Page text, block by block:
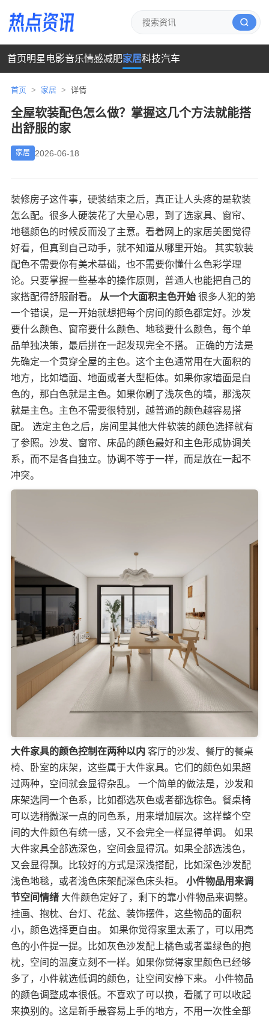
首页明星 电影音乐情感减肥家居科技汽车
首页 > 家居 > 详情
全屋软装配色怎么做？掌握这几个方法就能搭
出舒服的家
家居 2026-06-18
装修房子这件事，硬装结束之后，真正让人头疼的是软装
怎么配。很多人硬装花了大量心思，到了选家具、窗帘、
地毯颜色的时候反而没了主意。看着网上的家居美图觉得
好看，但真到自己动手，就不知道从哪里开始。 其实软装
配色不需要你有美术基础，也不需要你懂什么色彩学理
论。只要掌握一些基本的操作原则，普通人也能把自己的
家搭配得舒服耐看。 从一个大面积主色开始 很多人犯的第
一个错误，是一开始就想把每个房间的颜色都定好。沙发
要什么颜色、窗帘要什么颜色、地毯要什么颜色，每个单
品单独决策，最后拼在一起发现完全不搭。 正确的方法是
先确定一个贯穿全屋的主色。这个主色通常用在大面积的
地方，比如墙面、地面或者大型柜体。如果你家墙面是白
色的，那白色就是主色。如果你刷了浅灰色的墙，那浅灰
就是主色。主色不需要很特别，越普通的颜色越容易搭
配。 选定主色之后，房间里其他大件软装的颜色选择就有
了参照。沙发、窗帘、床品的颜色最好和主色形成协调关
系，而不是各自独立。协调不等于一样，而是放在一起不
冲突。
大件家具的颜色控制在两种以内 客厅的沙发、餐厅的餐桌
椅、卧室的床架，这些属于大件家具。它们的颜色如果超
过两种，空间就会显得杂乱。 一个简单的做法是，沙发和
床架选同一个色系，比如都选灰色或者都选棕色。餐桌椅
可以选稍微深一点的同色系，用来增加层次。这样整个空
间的大件颜色有统一感，又不会完全一样显得单调。 如果
大件家具全部选深色，空间会显得沉。如果全部选浅色，
又会显得飘。比较好的方式是深浅搭配，比如深色沙发配
浅色地毯，或者浅色床架配深色床头柜。 小件物品用来调
节空间情绪 大件颜色定好了，剩下的靠小件物品来调整。
挂画、抱枕、台灯、花盆、装饰摆件，这些物品的面积
小，颜色选择更自由。 如果你觉得家里太素了，可以用亮
色的小件提一提。比如灰色沙发配上橘色或者墨绿色的抱
枕，空间的温度立刻不一样。如果你觉得家里颜色已经够
多了，小件就选低调的颜色，让空间安静下来。 小件物品
的颜色调整成本很低。不喜欢了可以换，看腻了可以收起
来换别的。这是新手最容易上手的地方，不用一次性全部